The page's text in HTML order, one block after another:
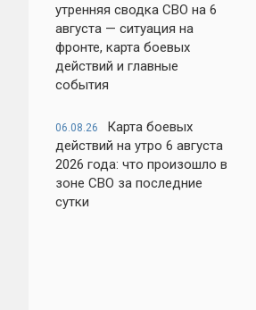
утренняя сводка СВО на 6
августа — ситуация на
фронте, карта боевых
действий и главные
события
06.08.26
Карта боевых
действий на утро 6 августа
2026 года: что произошло в
зоне СВО за последние
сутки